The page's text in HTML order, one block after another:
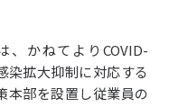
、かねてよりCOVID-
染拡大抑制に対応する
本部を設置し従業員の